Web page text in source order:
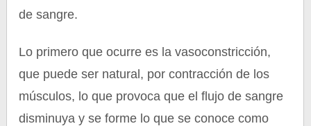
de sangre.
Lo primero que ocurre es la vasoconstricción,
que puede ser natural, por contracción de los
músculos, lo que provoca que el flujo de sangre
disminuya y se forme lo que se conoce como